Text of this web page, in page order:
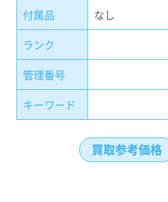
付属品
なし
ランク
管理番号
キーワード
買取参考価格